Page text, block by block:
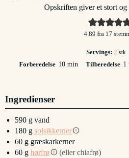
Opskriften giver et stort
4.89 fra 17
Servings: 2 stk
Forberedelse 10minutter
min Tilberedelse 1
Ingredienser
590 g vand
180 g solsikkerner
60 g græskarkerner
60 g hørfrø
(eller chiafrø)